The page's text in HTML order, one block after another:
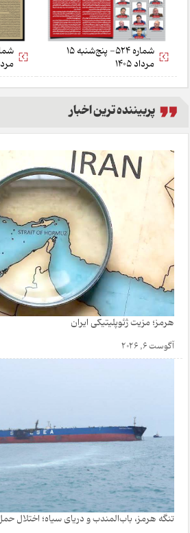
شماره 524- پنج‌شنبه 15
مرداد 1405
مرداد
پربیننده ترین اخبار
هرمز؛ مزیت ژئوپلیتیکی ایران
آگوست 6, 2026
تنگه هرمز، باب‌المندب و دریای سیاه؛ اختلال